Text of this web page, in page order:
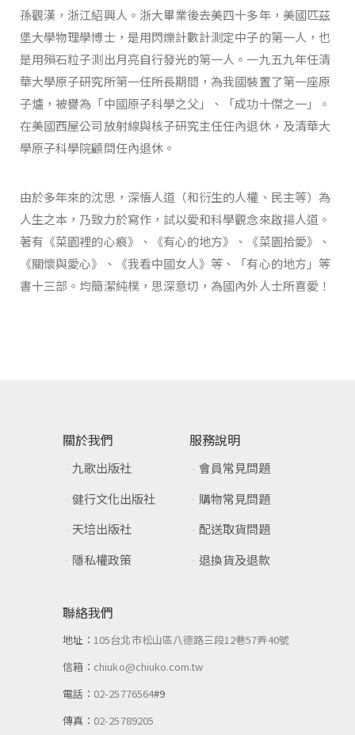
孫觀漢，浙江紹興人。浙大畢業後去美四十多年，美國匹茲
堡大學物理學博士，是用閃爍計數計測定中子的第一人，也
是用殞石粒子測出月亮自行發光的第一人。一九五九年任清
華大學原子研究所第一任所長期間，為我國裝置了第一座原
子爐，被譽為「中國原子科學之父」、「成功十傑之一」。
在美國西屋公司放射線與核子研究主任任內退休，及清華大
學原子科學院顧問任內退休。
由於多年來的沈思，深悟人道（和衍生的人權、民主等）為
人生之本，乃致力於寫作，試以愛和科學觀念來啟揚人道。
著有《菜園裡的心痕》、《有心的地方》、《菜園拾愛》、
《關懷與愛心》、《我看中國女人》等、「有心的地方」等
書十三部。均簡潔純樸，思深意切，為國內外人士所喜愛！
關於我們
九歌出版社
健行文化出版社
天培出版社
隱私權政策
服務說明
會員常見問題
購物常見問題
配送取貨問題
退換貨及退款
聯絡我們
地址：105台北市松山區八德路三段12巷57弄40號
信箱： chiuko@chiuko.com.tw
電話： 02-25776564#9
傳真： 02-25789205